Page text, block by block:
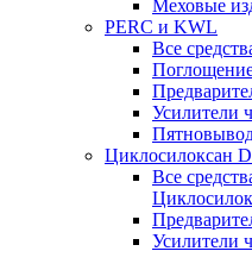
Меховые
PERC и KWL
Все
Усилители
Циклосилоксан
Все
Усилители